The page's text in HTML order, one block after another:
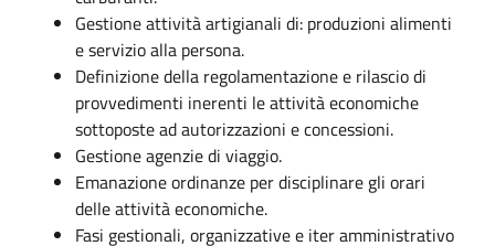
Gestione attività artigianali di: produzioni alimenti
e servizio alla persona.
Definizione della regolamentazione e rilascio di
provvedimenti inerenti le attività economiche
sottoposte ad autorizzazioni e concessioni.
Gestione agenzie di viaggio.
Emanazione ordinanze per disciplinare gli orari
delle attività economiche.
Fasi gestionali, organizzative e iter amministrativo